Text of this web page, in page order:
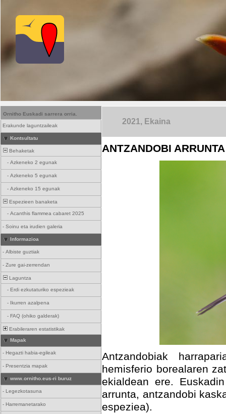
Ornitho Euskadi sarrera orria.
Erakunde laguntzaileak
Kontsultatu
Behaketak
- Azkeneko 2 egunak
- Azkeneko 5 egunak
- Azkeneko 15 egunak
Espezieen banaketa
- Acanthis flammea cabaret 2025
- Soinu eta irudien galeria
Informazioa
- Albiste guztiak
- Zure gai-zerrendan
Laguntza
- Erdi ezkutaturiko espezieak
- Ikurren azalpena
- FAQ (ohiko galderak)
Erabileraren estatistikak
Mapak
- Hegazti habia-egileak
- Presentzia mapak
www.ornitho.eus-ri buruz
- Legezkotasuna
- Harremanetarako
2021, Ekaina
ANTZANDOBI
Antzandobiak
hemisferio borealaren
ekialdean ere.
arrunta, antzandobi
espeziea).